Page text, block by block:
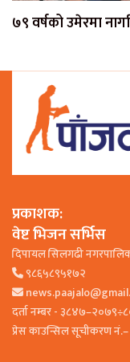
७९ वर्षको उमेरमा
प्रकाशक:
वेष्ट भिजन सर्भिस
दिपायल सिलगढी
९८६५८९५१७२
दर्ता नम्बर -
प्रेस काउन्सिल सूचीकरण